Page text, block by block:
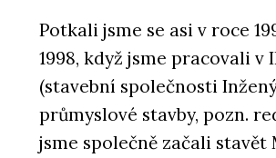
Potkali jsme se asi v roce
1998, když jsme pracovali v
(stavební společnosti
průmyslové stavby, pozn.
jsme společně začali stavět